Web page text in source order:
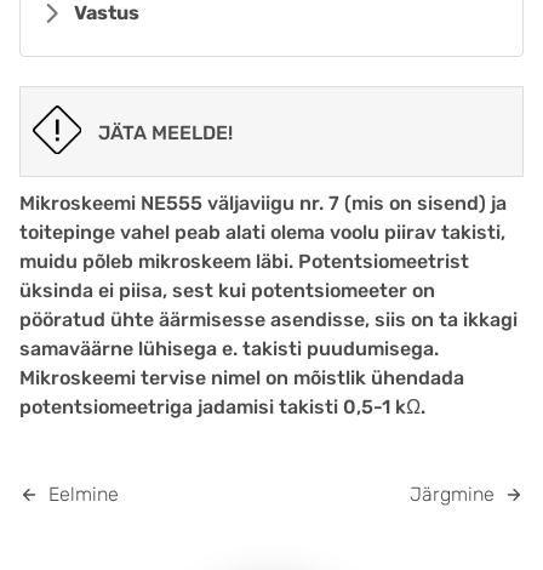
Vastus
JÄTA MEELDE!
Mikroskeemi NE555 väljaviigu nr. 7 (mis on sisend) ja
toitepinge vahel peab alati olema voolu piirav takisti,
muidu põleb mikroskeem läbi. Potentsiomeetrist
üksinda ei piisa, sest kui potentsiomeeter on
pööratud ühte äärmisesse asendisse, siis on ta ikkagi
samaväärne lühisega e. takisti puudumisega.
Mikroskeemi tervise nimel on mõistlik ühendada
potentsiomeetriga jadamisi takisti 0,5-1 kΩ.
Eelmine Järgmine